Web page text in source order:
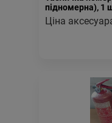
підномерна), 1
Ціна